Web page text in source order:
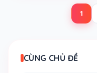
1
CÙNG CHỦ ĐỀ